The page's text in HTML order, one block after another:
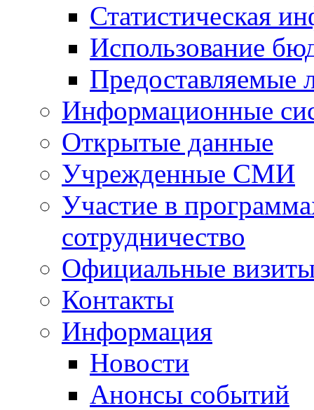
Статистическая
Использование
Предоставляемые
Информационные
Открытые данные
Учрежденные СМИ
Участие в
сотрудничество
Официальные
Контакты
Информация
Новости
Анонсы событий